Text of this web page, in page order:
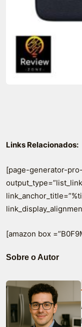
Links Relacionados:
[page-generator-
[amazon box
Sobre o Autor